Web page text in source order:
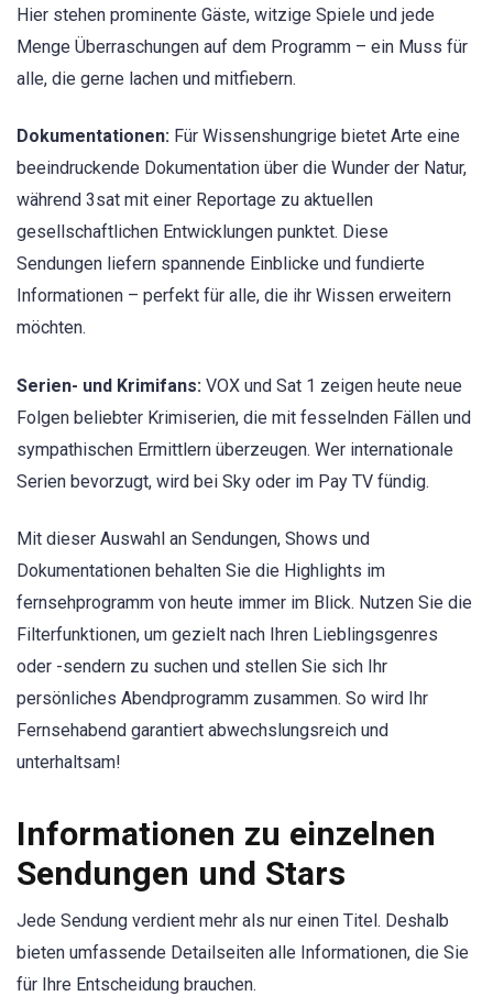
Hier stehen prominente Gäste, witzige Spiele und jede
Menge Überraschungen auf dem Programm – ein Muss für
alle, die gerne lachen und mitfiebern.
Dokumentationen: Für Wissenshungrige bietet Arte eine
beeindruckende Dokumentation über die Wunder der Natur,
während 3sat mit einer Reportage zu aktuellen
gesellschaftlichen Entwicklungen punktet. Diese
Sendungen liefern spannende Einblicke und fundierte
Informationen – perfekt für alle, die ihr Wissen erweitern
möchten.
Serien- und Krimifans: VOX und Sat 1 zeigen heute neue
Folgen beliebter Krimiserien, die mit fesselnden Fällen und
sympathischen Ermittlern überzeugen. Wer internationale
Serien bevorzugt, wird bei Sky oder im Pay TV fündig.
Mit dieser Auswahl an Sendungen, Shows und
Dokumentationen behalten Sie die Highlights im
fernsehprogramm von heute immer im Blick. Nutzen Sie die
Filterfunktionen, um gezielt nach Ihren Lieblingsgenres
oder -sendern zu suchen und stellen Sie sich Ihr
persönliches Abendprogramm zusammen. So wird Ihr
Fernsehabend garantiert abwechslungsreich und
unterhaltsam!
Informationen zu einzelnen
Sendungen und Stars
Jede Sendung verdient mehr als nur einen Titel. Deshalb
bieten umfassende Detailseiten alle Informationen, die Sie
für Ihre Entscheidung brauchen.